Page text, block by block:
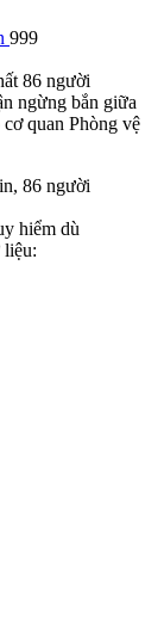
999
86 người
ngừng bắn giữa
quan Phòng vệ
hiểm dù
liệu: